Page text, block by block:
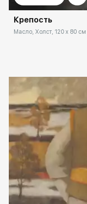
Крепость
Масло, Холст, 120 x 80 см